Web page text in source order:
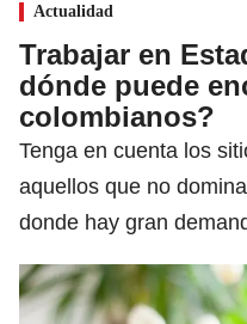
Actualidad
Trabajar en
dónde puede
colombianos?
Tenga en cuenta los
aquellos que no
donde hay gran